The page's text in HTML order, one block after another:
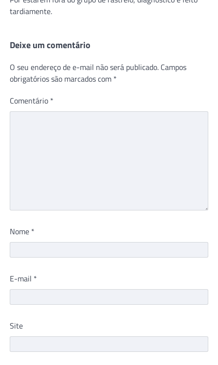
tardiamente.
Deixe um comentário
O seu endereço de e-mail não será publicado. Campos
obrigatórios são marcados com *
Comentário *
Nome *
E-mail *
Site